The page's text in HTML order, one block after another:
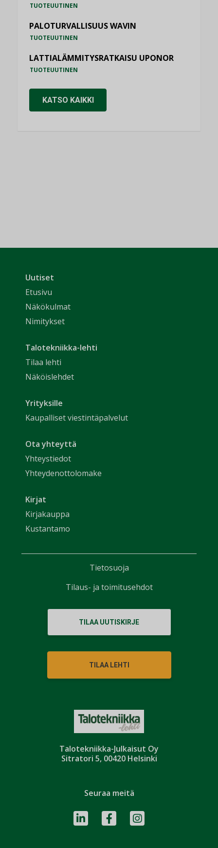
TUOTEUUTINEN
PALOTURVALLISUUS WAVIN
TUOTEUUTINEN
LATTIALÄMMITYSRATKAISU UPONOR
TUOTEUUTINEN
KATSO KAIKKI
Talotekniikka-Julkaisut Oy
Sitratori 5, 00420 Helsinki
Uutiset
Etusivu
Näkökulmat
Nimitykset
Talotekniikka-lehti
Tilaa lehti
Näköislehdet
Yrityksille
Kaupalliset viestintäpalvelut
Ota yhteyttä
Yhteystiedot
Yhteydenottolomake
Kirjat
Kirjakauppa
Kustantamo
TILAA UUTISKIRJE
TILAA LEHTI
Seuraa meitä
Tietosuoja
Tilaus- ja toimitusehdot